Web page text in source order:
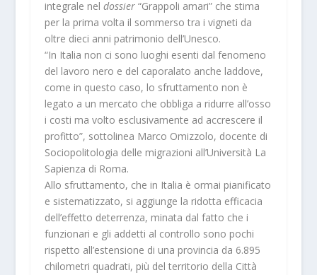
integrale nel dossier“Grappoli amari” che stima
per la prima volta il sommerso tra i vigneti da
oltre dieci anni patrimonio dell’Unesco.
“In Italia non ci sono luoghi esenti dal fenomeno
del lavoro nero e del caporalato anche laddove,
come in questo caso, lo sfruttamento non è
legato a un mercato che obbliga a ridurre all’osso
i costi ma volto esclusivamente ad accrescere il
profitto”, sottolinea Marco Omizzolo, docente di
Sociopolitologia delle migrazioni all’Università La
Sapienza di Roma.
Allo sfruttamento, che in Italia è ormai pianificato
e sistematizzato, si aggiunge la ridotta efficacia
dell’effetto deterrenza, minata dal fatto che i
funzionari e gli addetti al controllo sono pochi
rispetto all’estensione di una provincia da 6.895
chilometri quadrati, più del territorio della Città